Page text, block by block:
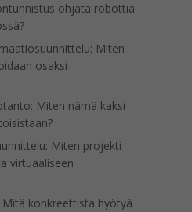
ohjata robottia
Miten
osaksi
Miten nämä kaksi
Miten projekti
virtuaaliseen
konkreettista hyötyä